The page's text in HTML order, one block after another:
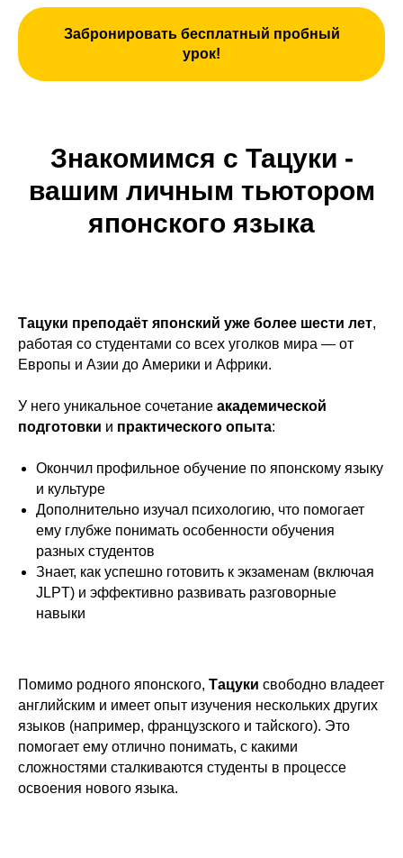
Забронировать бесплатный пробный
урок!
Знакомимся с Тацуки -
вашим личным тьютором
японского языка
Тацуки преподаёт японский уже более шести лет,
работая со студентами со всех уголков мира — от
Европы и Азии до Америки и Африки.
У него уникальное сочетание академической
подготовки и практического опыта:
Окончил профильное обучение по японскому языку
и культуре
Дополнительно изучал психологию, что помогает
ему глубже понимать особенности обучения
разных студентов
Знает, как успешно готовить к экзаменам (включая
JLPT) и эффективно развивать разговорные
навыки
Помимо родного японского, Тацуки свободно владеет
английским и имеет опыт изучения нескольких других
языков (например, французского и тайского). Это
помогает ему отлично понимать, с какими
сложностями сталкиваются студенты в процессе
освоения нового языка.